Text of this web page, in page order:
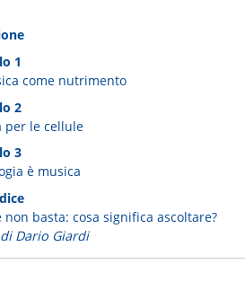
1
come nutrimento
2
per le cellule
3
è musica
non basta: cosa significa ascoltare?
Dario Giardi